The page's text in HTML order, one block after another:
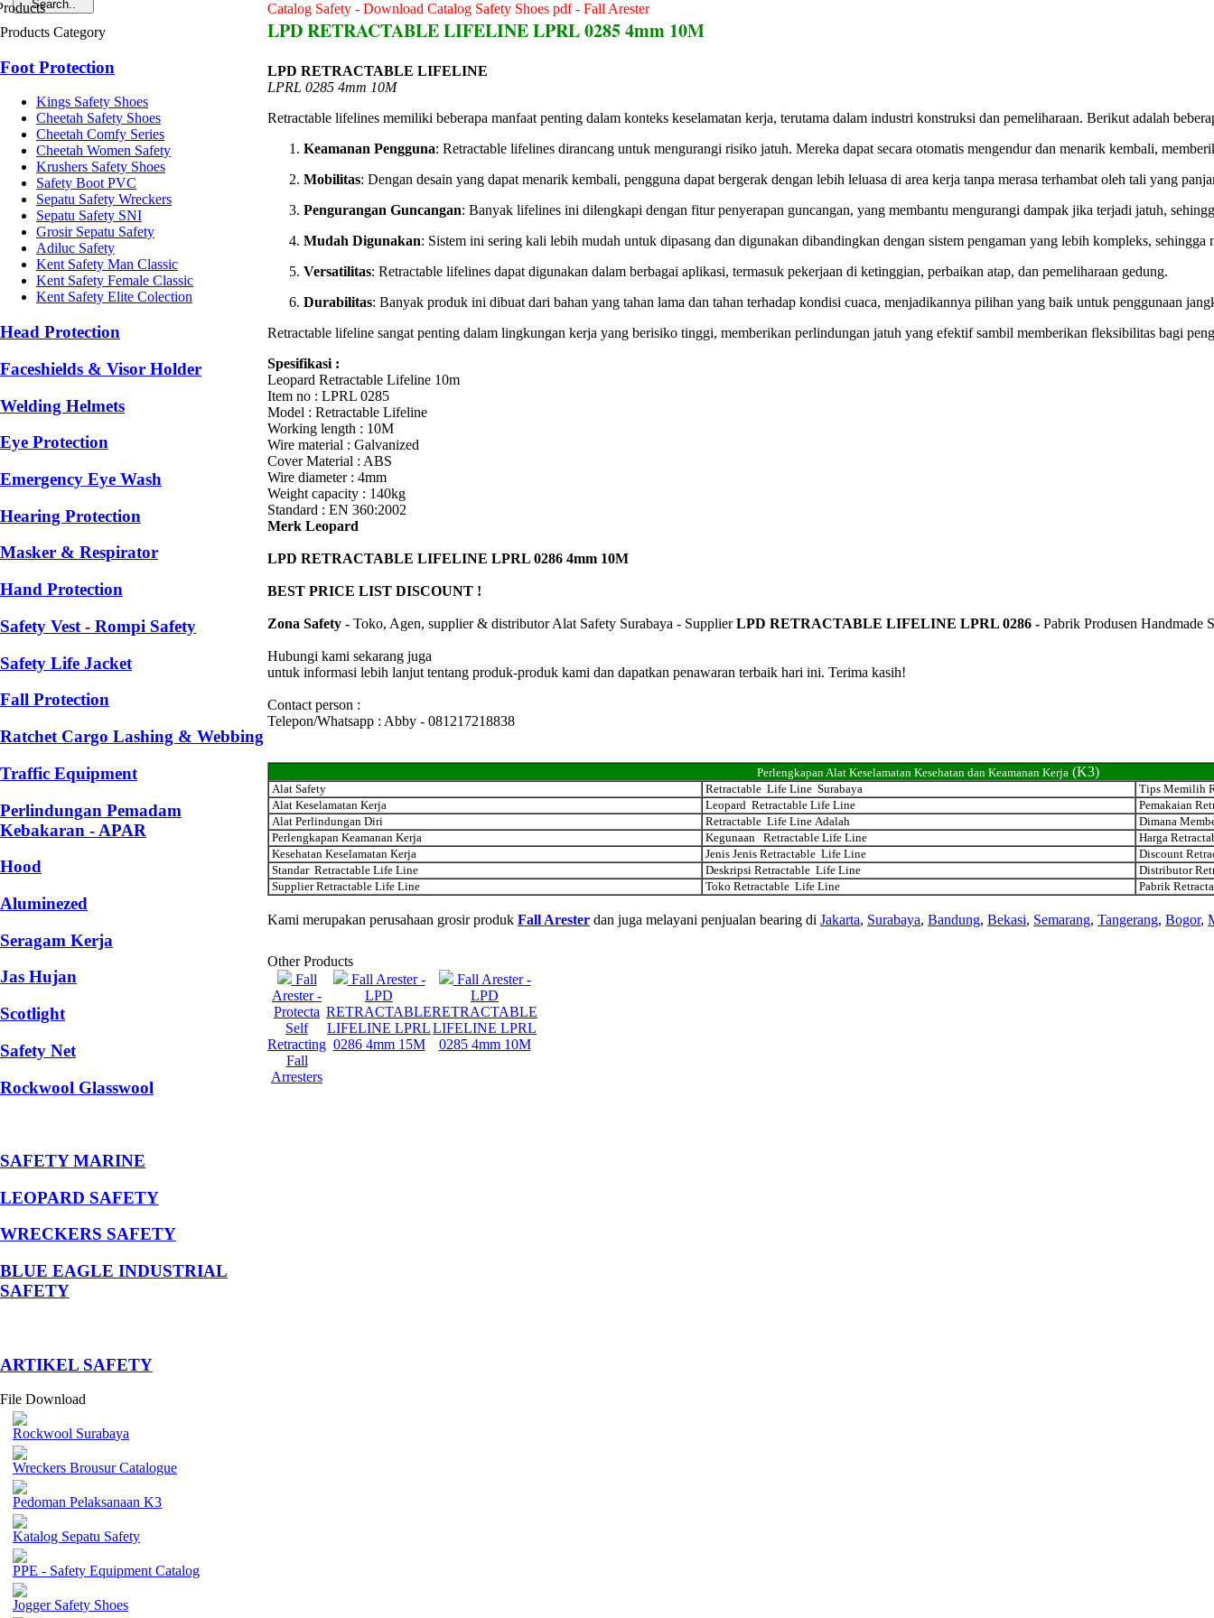
Products Category
Foot Protection
Kings Safety Shoes
Cheetah Safety Shoes
Cheetah Comfy Series
Cheetah Women Safety
Krushers Safety Shoes
Safety Boot PVC
Sepatu Safety Wreckers
Sepatu Safety SNI
Grosir Sepatu Safety
Adiluc Safety
Kent Safety Man Classic
Kent Safety Female Classic
Kent Safety Elite Colection
Head Protection
Faceshields & Visor Holder
Welding Helmets
Eye Protection
Emergency Eye Wash
Hearing Protection
Masker & Respirator
Hand Protection
Safety Vest - Rompi Safety
Safety Life Jacket
Fall Protection
Ratchet Cargo Lashing & Webbing
Traffic Equipment
Perlindungan Pemadam
Kebakaran - APAR
Hood
Aluminezed
Seragam Kerja
Jas Hujan
Scotlight
Safety Net
Rockwool Glasswool
SAFETY MARINE
LEOPARD SAFETY
WRECKERS SAFETY
BLUE EAGLE INDUSTRIAL
SAFETY
­ARTIKEL SAFETY
File Download
Rockwool Surabaya
Wreckers Brousur Catalogue
Pedoman Pelaksanaan K3
Katalog Sepatu Safety
PPE - Safety Equipment Catalog
Jogger Safety Shoes
Catalog Safety - Download Catalog Safety Shoes pdf - Fall Arester
LPD RETRACTABLE LIFELINE LPRL 0285 4mm 10M
LPD RETRACTABLE LIFELINE
LPRL 0285 4mm 10M
Retractable lifelines memiliki beberapa manfaat penting dalam konteks keselamatan kerja, terutama dalam industri konstruksi dan pemeliharaan. Berikut adalah
Keamanan Pengguna: Retractable lifelines dirancang untuk mengurangi risiko jatuh. Mereka dapat secara otomatis mengendur dan menarik kembali,
Mobilitas: Dengan desain yang dapat menarik kembali, pengguna dapat bergerak dengan lebih leluasa di area kerja tanpa merasa terhambat oleh tali yang
Pengurangan Guncangan: Banyak lifelines ini dilengkapi dengan fitur penyerapan guncangan, yang membantu mengurangi dampak jika terjadi jatuh,
Mudah Digunakan: Sistem ini sering kali lebih mudah untuk dipasang dan digunakan dibandingkan dengan sistem pengaman yang lebih kompleks, sehingga
Versatilitas: Retractable lifelines dapat digunakan dalam berbagai aplikasi, termasuk pekerjaan di ketinggian, perbaikan atap, dan pemeliharaan gedung.
Durabilitas: Banyak produk ini dibuat dari bahan yang tahan lama dan tahan terhadap kondisi cuaca, menjadikannya pilihan yang baik untuk penggunaan
Retractable lifeline sangat penting dalam lingkungan kerja yang berisiko tinggi, memberikan perlindungan jatuh yang efektif sambil memberikan fleksibilitas bagi
Spesifikasi :
Leopard Retractable Lifeline 10m
Item no : LPRL 0285
Model : Retractable Lifeline
Working length : 10M
Wire material : Galvanized
Cover Material : ABS
Wire diameter : 4mm
Weight capacity : 140kg
Standard : EN 360:2002
Merk Leopard
LPD RETRACTABLE LIFELINE LPRL 0286 4mm 10M
BEST PRICE LIST DISCOUNT !
Zona Safety - Toko, Agen, supplier & distributor Alat Safety Surabaya - SupplierLPD RETRACTABLE LIFELINE LPRL 0286 - Pabrik Produsen Handmade
Hubungi kami sekarang juga
untuk informasi lebih lanjut tentang produk-produk kami dan dapatkan penawaran terbaik hari ini. Terima kasih!
Contact person :
Telepon/Whatsapp : Abby - 081217218838
Perlengkapan Alat Keselamatan Kesehatan dan Keamanan Kerja (K3)
Alat Safety Retractable Life Line Surabaya
Tips Memilih
Alat Keselamatan Kerja
Leopard Retractable Life Line
Pemakaian
Alat Perlindungan Diri
Retractable Life Line Adalah
Dimana
Perlengkapan Keamanan Kerja
Kegunaan Retractable Life Line
Harga
Kesehatan Keselamatan Kerja
Jenis Jenis Retractable Life Line
Discount
Standar Retractable Life Line
Deskripsi Retractable Life Line
Distributor
Supplier Retractable Life Line
Toko Retractable Life Line Pabrik
Kami merupakan perusahaan grosir produk Fall Arester dan juga melayani penjualan bearing di Jakarta, Surabaya, Bandung, Bekasi, Semarang, Tangerang, Bogor,
Other Products
Fall
Arester -
Protecta
Self
Retracting
Fall
Arresters
Fall Arester -
LPD
RETRACTABLE
LIFELINE LPRL
0286 4mm 15M
Fall Arester -
LPD
RETRACTABLE
LIFELINE LPRL
0285 4mm 10M